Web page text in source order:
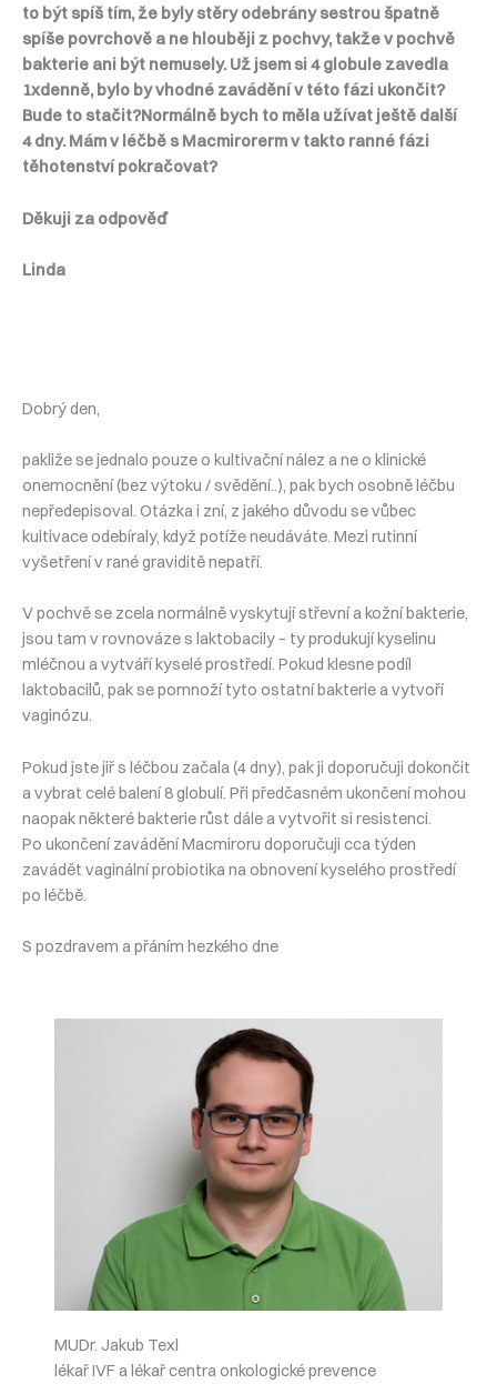
to být spíš tím, že byly stěry odebrány sestrou špatně
spíše povrchově a ne hlouběji z pochvy, takže v pochvě
bakterie ani být nemusely. Už jsem si 4 globule zavedla
1xdenně, bylo by vhodné zavádění v této fázi ukončit?
Bude to stačit?Normálně bych to měla užívat ještě další
4 dny. Mám v léčbě s Macmirorerm v takto ranné fázi
těhotenství pokračovat?
Děkuji za odpověď
Linda
Dobrý den,
pakliže se jednalo pouze o kultivační nález a ne o klinické
onemocnění (bez výtoku / svědění..), pak bych osobně léčbu
nepředepisoval. Otázka i zní, z jakého důvodu se vůbec
kultivace odebíraly, když potíže neudáváte. Mezi rutinní
vyšetření v rané graviditě nepatří.
V pochvě se zcela normálně vyskytují střevní a kožní bakterie,
jsou tam v rovnováze s laktobacily – ty produkují kyselinu
mléčnou a vytváří kyselé prostředí. Pokud klesne podíl
laktobacilů, pak se pomnoží tyto ostatní bakterie a vytvoří
vaginózu.
Pokud jste jiř s léčbou začala (4 dny), pak ji doporučuji dokončit
a vybrat celé balení 8 globulí. Při předčasném ukončení mohou
naopak některé bakterie růst dále a vytvořit si resistenci.
Po ukončení zavádění Macmiroru doporučuji cca týden
zavádět vaginální probiotika na obnovení kyselého prostředí
po léčbě.
S pozdravem a přáním hezkého dne
MUDr. Jakub Texl
lékař IVF a lékař centra onkologické prevence